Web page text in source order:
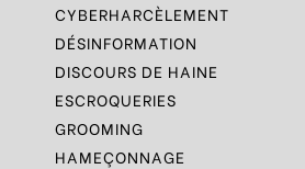
CYBERHARCÈLEMENT
DÉSINFORMATION
DISCOURS DE HAINE
ESCROQUERIES
GROOMING
HAMEÇONNAGE